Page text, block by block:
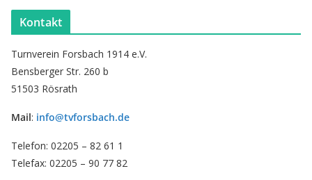
Kontakt
Turnverein Forsbach 1914 e.V.
Bensberger Str. 260 b
51503 Rösrath
Mail: info@tvforsbach.de
Telefon: 02205 – 82 61 1
Telefax: 02205 – 90 77 82